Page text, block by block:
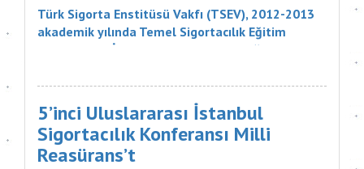
Türk Sigorta Enstitüsü Vakfı (TSEV), 2012-2013
akademik yılında Temel Sigortacılık Eğitim
Programı ve İleri Düzey Sigortacılık Eğitim
tamamlayan öğrencilerini mezun etti. Sigorta
şirketlerinin &uu...
5’inci Uluslararası İstanbul
Sigortacılık Konferansı Milli
Reasürans’t